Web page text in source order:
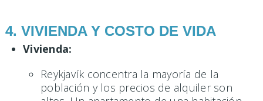
4. VIVIENDA Y COSTO DE VIDA
Vivienda:
Reykjavík concentra la mayoría de la
población y los precios de alquiler son